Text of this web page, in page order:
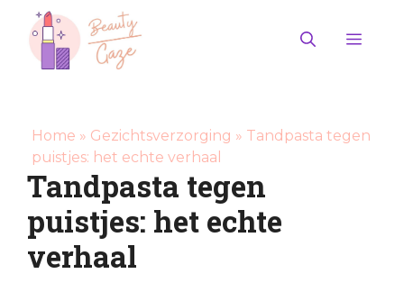
naar
Home » Gezichtsverzorging » Tandpasta tegen
puistjes: het echte verhaal
Tandpasta tegen
puistjes: het echte
verhaal